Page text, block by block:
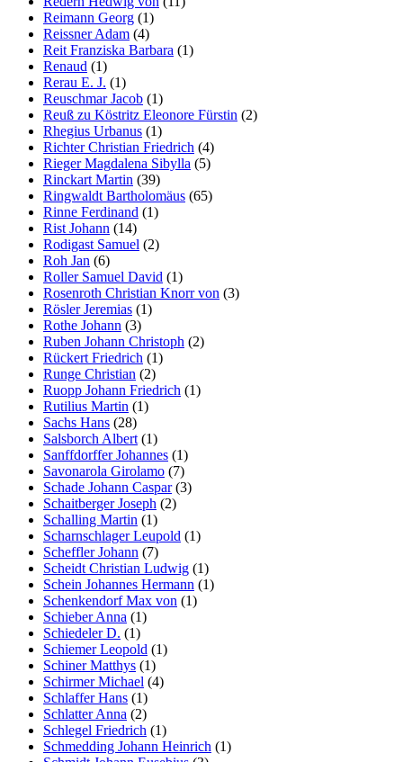
Reimann Georg (1)
Reissner Adam (4)
Reit Franziska Barbara (1)
Renaud (1)
Rerau E. J. (1)
Reuschmar Jacob (1)
Reuß zu Köstritz Eleonore Fürstin (2)
Rhegius Urbanus (1)
Richter Christian Friedrich (4)
Rieger Magdalena Sibylla (5)
Rinckart Martin (39)
Ringwaldt Bartholomäus (65)
Rinne Ferdinand (1)
Rist Johann (14)
Rodigast Samuel (2)
Roh Jan (6)
Roller Samuel David (1)
Rosenroth Christian Knorr von (3)
Rösler Jeremias (1)
Rothe Johann (3)
Ruben Johann Christoph (2)
Rückert Friedrich (1)
Runge Christian (2)
Ruopp Johann Friedrich (1)
Rutilius Martin (1)
Sachs Hans (28)
Salsborch Albert (1)
Sanffdorffer Johannes (1)
Savonarola Girolamo (7)
Schade Johann Caspar(3)
Schaitberger Joseph (2)
Schalling Martin (1)
Scharnschlager Leupold (1)
Scheffler Johann (7)
Scheidt Christian Ludwig (1)
Schein Johannes Hermann (1)
Schenkendorf Max von (1)
Schieber Anna (1)
Schiedeler D. (1)
Schiemer Leopold (1)
Schiner Matthys (1)
Schirmer Michael (4)
Schlaffer Hans (1)
Schlatter Anna (2)
Schlegel Friedrich (1)
Schmedding Johann Heinrich (1)